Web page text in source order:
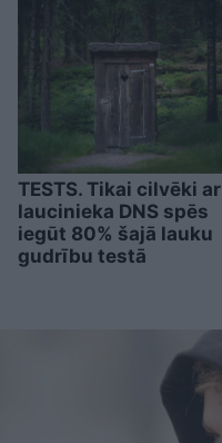
TESTS. Tikai cilvēki ar
laucinieka DNS spēs
iegūt 80% šajā lauku
gudrību testā